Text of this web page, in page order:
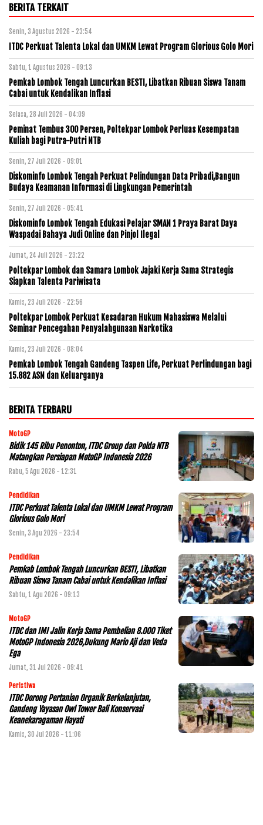
BERITA TERKAIT
Senin, 3 Agustus 2026 - 23:54
ITDC Perkuat Talenta Lokal dan UMKM Lewat Program Glorious Golo Mori
Sabtu, 1 Agustus 2026 - 09:13
Pemkab Lombok Tengah Luncurkan BESTI, Libatkan Ribuan Siswa Tanam
Cabai untuk Kendalikan Inflasi
Selasa, 28 Juli 2026 - 04:09
Peminat Tembus 300 Persen, Poltekpar Lombok Perluas Kesempatan
Kuliah bagi Putra-Putri NTB
Senin, 27 Juli 2026 - 09:01
Diskominfo Lombok Tengah Perkuat Pelindungan Data Pribadi,Bangun
Budaya Keamanan Informasi di Lingkungan Pemerintah
Senin, 27 Juli 2026 - 05:41
Diskominfo Lombok Tengah Edukasi Pelajar SMAN 1 Praya Barat Daya
Waspadai Bahaya Judi Online dan Pinjol Ilegal
Jumat, 24 Juli 2026 - 23:22
Poltekpar Lombok dan Samara Lombok Jajaki Kerja Sama Strategis
Siapkan Talenta Pariwisata
Kamis, 23 Juli 2026 - 22:56
Poltekpar Lombok Perkuat Kesadaran Hukum Mahasiswa Melalui
Seminar Pencegahan Penyalahgunaan Narkotika
Kamis, 23 Juli 2026 - 08:04
Pemkab Lombok Tengah Gandeng Taspen Life, Perkuat Perlindungan bagi
15.882 ASN dan Keluarganya
BERITA TERBARU
MotoGP
Bidik 145 Ribu Penonton, ITDC Group dan Polda NTB
Matangkan Persiapan MotoGP Indonesia 2026
Rabu, 5 Agu 2026 - 12:31
Pendidikan
ITDC Perkuat Talenta Lokal dan UMKM Lewat Program
Glorious Golo Mori
Senin, 3 Agu 2026 - 23:54
Pendidikan
Pemkab Lombok Tengah Luncurkan BESTI, Libatkan
Ribuan Siswa Tanam Cabai untuk Kendalikan Inflasi
Sabtu, 1 Agu 2026 - 09:13
MotoGP
ITDC dan IMI Jalin Kerja Sama Pembelian 8.000 Tiket
MotoGP Indonesia 2026,Dukung Mario Aji dan Veda
Ega
Jumat, 31 Jul 2026 - 09:41
Peristiwa
ITDC Dorong Pertanian Organik Berkelanjutan,
Gandeng Yayasan Owl Tower Bali Konservasi
Keanekaragaman Hayati
Kamis, 30 Jul 2026 - 11:06